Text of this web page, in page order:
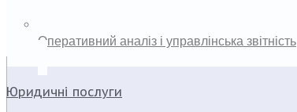
Оперативний аналіз і управлінська звітність
Юридичні послуги